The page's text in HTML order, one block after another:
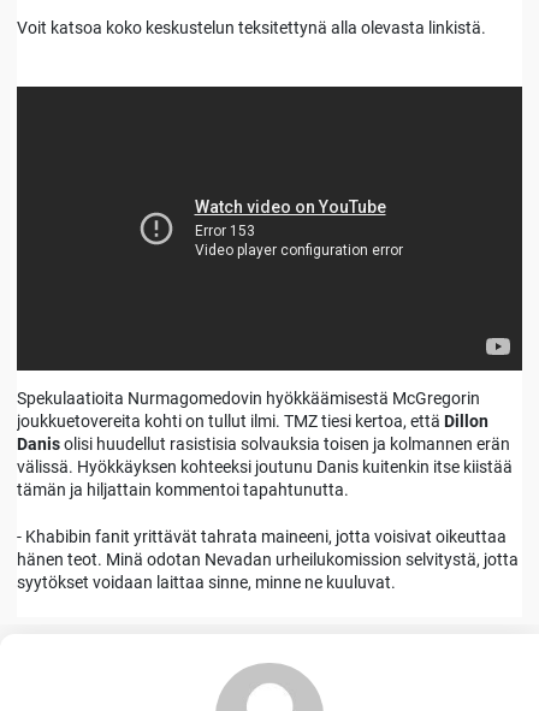
Voit katsoa koko keskustelun teksitettynä alla olevasta linkistä.
Spekulaatioita Nurmagomedovin hyökkäämisestä McGregorin
joukkuetovereita kohti on tullut ilmi. TMZ tiesi kertoa, että Dillon
Danisolisi huudellut rasistisia solvauksia toisen ja kolmannen erän
välissä. Hyökkäyksen kohteeksi joutunu Danis kuitenkin itse kiistää
tämän ja hiljattain kommentoi tapahtunutta.
- Khabibin fanit yrittävät tahrata maineeni, jotta voisivat oikeuttaa
hänen teot. Minä odotan Nevadan urheilukomission selvitystä, jotta
syytökset voidaan laittaa sinne, minne ne kuuluvat.